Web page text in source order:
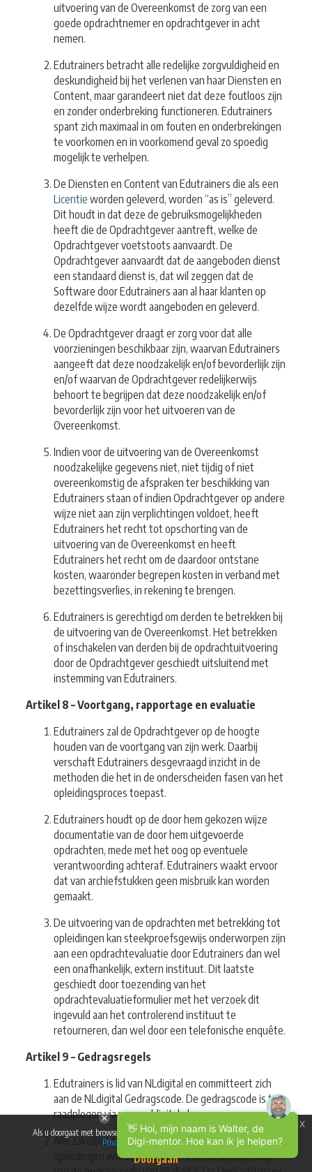
uitvoering van de Overeenkomst de zorg van een
goede opdrachtnemer en opdrachtgever in acht
nemen.
Edutrainers betracht alle redelijke zorgvuldigheid en
deskundigheid bij het verlenen van haar Diensten en
Content, maar garandeert niet dat deze foutloos zijn
en zonder onderbreking functioneren. Edutrainers
spant zich maximaal in om fouten en onderbrekingen
te voorkomen en in voorkomend geval zo spoedig
mogelijk te verhelpen.
De Diensten en Content van Edutrainers die als een
Licentie worden geleverd, worden “as is” geleverd.
Dit houdt in dat deze de gebruiksmogelijkheden
heeft die de Opdrachtgever aantreft, welke de
Opdrachtgever voetstoots aanvaardt. De
Opdrachtgever aanvaardt dat de aangeboden dienst
een standaard dienst is, dat wil zeggen dat de
Software door Edutrainers aan al haar klanten op
dezelfde wijze wordt aangeboden en geleverd.
De Opdrachtgever draagt er zorg voor dat alle
voorzieningen beschikbaar zijn, waarvan Edutrainers
aangeeft dat deze noodzakelijk en/of bevorderlijk zijn
en/of waarvan de Opdrachtgever redelijkerwijs
behoort te begrijpen dat deze noodzakelijk en/of
bevorderlijk zijn voor het uitvoeren van de
Overeenkomst.
Indien voor de uitvoering van de Overeenkomst
noodzakelijke gegevens niet, niet tijdig of niet
overeenkomstig de afspraken ter beschikking van
Edutrainers staan of indien Opdrachtgever op andere
wijze niet aan zijn verplichtingen voldoet, heeft
Edutrainers het recht tot opschorting van de
uitvoering van de Overeenkomst en heeft
Edutrainers het recht om de daardoor ontstane
kosten, waaronder begrepen kosten in verband met
bezettingsverlies, in rekening te brengen.
Edutrainers is gerechtigd om derden te betrekken bij
de uitvoering van de Overeenkomst. Het betrekken
of inschakelen van derden bij de opdrachtuitvoering
door de Opdrachtgever geschiedt uitsluitend met
instemming van Edutrainers.
Artikel 8 – Voortgang, rapportage en evaluatie
Edutrainers zal de Opdrachtgever op de hoogte
houden van de voortgang van zijn werk. Daarbij
verschaft Edutrainers desgevraagd inzicht in de
methoden die het in de onderscheiden fasen van het
opleidingsproces toepast.
Edutrainers houdt op de door hem gekozen wijze
documentatie van de door hem uitgevoerde
opdrachten, mede met het oog op eventuele
verantwoording achteraf. Edutrainers waakt ervoor
dat van archiefstukken geen misbruik kan worden
gemaakt.
De uitvoering van de opdrachten met betrekking tot
opleidingen kan steekproefsgewijs onderworpen zijn
aan een opdrachtevaluatie door Edutrainers dan wel
een onafhankelijk, extern instituut. Dit laatste
geschiedt door toezending van het
opdrachtevaluatieformulier met het verzoek dit
ingevuld aan het controlerend instituut te
retourneren, dan wel door een telefonische enquête.
Artikel 9 – Gedragsregels
Edutrainers is lid van NLdigital en committeert zich
aan de NLdigital Gedragscode. De gedragscode is te
raadplegen via www.nldigital.nl.
Alle zakelijke opdrachten met betrekking tot
opleidingen worden uitgevoerd met inachtneming
Als u doorgaat met browsen op deze website, gaat u akkoord met ons beleid:
Privacy & gebruikersvoorwaarden
Doorgaan
x
👋 Hoi, mijn naam is Walter, de
Digi-mentor. Hoe kan ik je helpen?